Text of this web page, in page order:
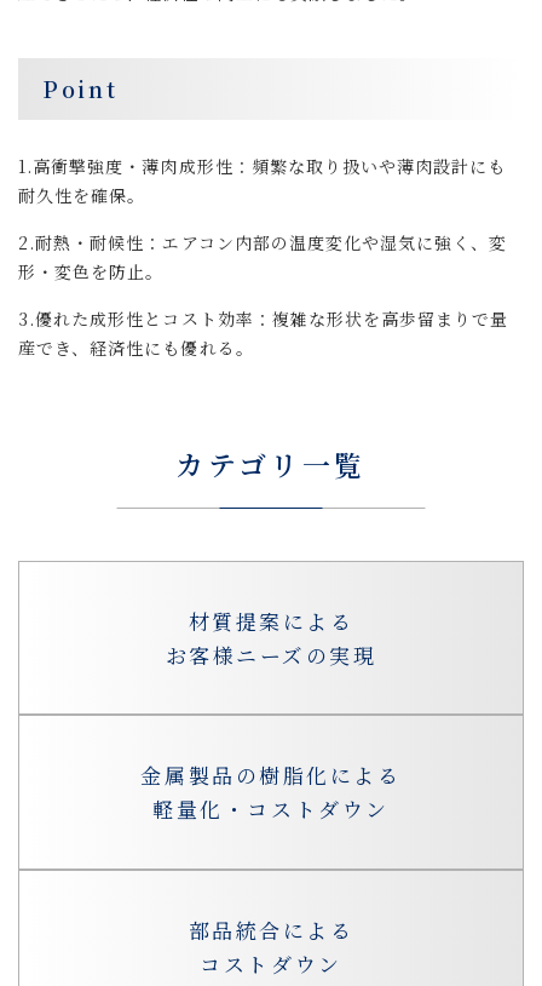
Point
1.高衝撃強度・薄肉成形性：頻繁な取り扱いや薄肉設計にも
耐久性を確保。
2.耐熱・耐候性：エアコン内部の温度変化や湿気に強く、変
形・変色を防止。
3.優れた成形性とコスト効率：複雑な形状を高歩留まりで量
産でき、経済性にも優れる。
カテゴリ一覧
材質提案による
お客様ニーズの実現
金属製品の樹脂化による
軽量化・コストダウン
部品統合による
コストダウン